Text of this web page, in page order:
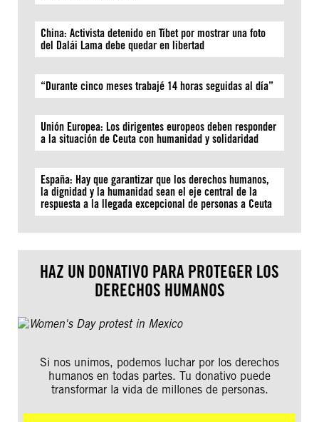
China: Activista detenido en Tíbet por mostrar una foto
del Dalái Lama debe quedar en libertad
“Durante cinco meses trabajé 14 horas seguidas al día”
Unión Europea: Los dirigentes europeos deben responder
a la situación de Ceuta con humanidad y solidaridad
España: Hay que garantizar que los derechos humanos,
la dignidad y la humanidad sean el eje central de la
respuesta a la llegada excepcional de personas a Ceuta
HAZ UN DONATIVO PARA PROTEGER LOS
DERECHOS HUMANOS
Si nos unimos, podemos luchar por los derechos
humanos en todas partes. Tu donativo puede
transformar la vida de millones de personas.